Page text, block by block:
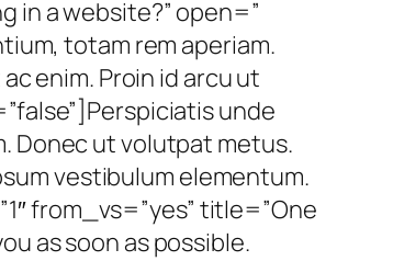
a website?” open=”
totam rem aperiam.
enim. Proin id arcu ut
unde
Donec ut volutpat metus.
vestibulum elementum.
from_vs=”yes” title=”One
as soon as possible.